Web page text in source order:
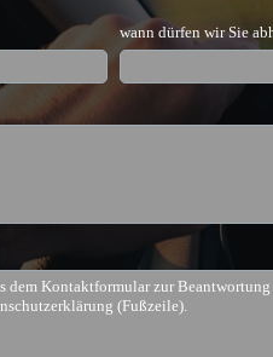
wann dürfen wir Sie